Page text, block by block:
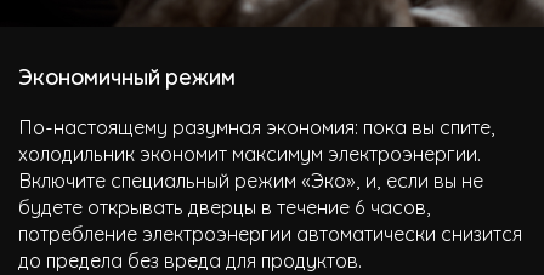
Экономичный режим
По-настоящему разумная экономия: пока вы спите,
холодильник экономит максимум электроэнергии.
Включите специальный режим «Эко», и, если вы не
будете открывать дверцы в течение 6 часов,
потребление электроэнергии автоматически снизится
до предела без вреда для продуктов.